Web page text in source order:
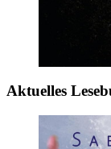
Aktuelles